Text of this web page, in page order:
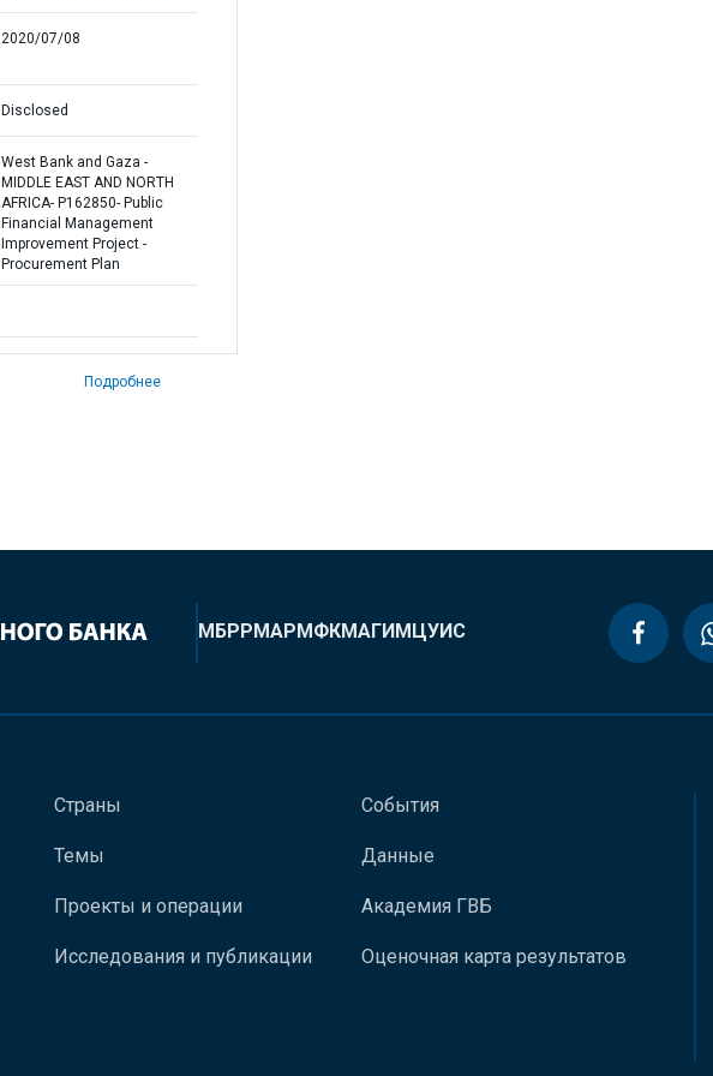
2020/07/08
Disclosed
West Bank and Gaza -
MIDDLE EAST AND NORTH
AFRICA- P162850- Public
Financial Management
Improvement Project -
Procurement Plan
Подробнее
МБРРМАРМФКМАГИМЦУИС
Страны
Темы
Проекты и операции
Исследования и публикации
События
Данные
Академия ГВБ
Оценочная карта результатов